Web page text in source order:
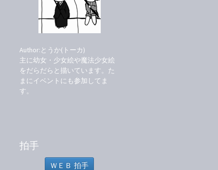
Author:とうか(トーカ)
主に幼女・少女絵や魔法少女絵
をだらだらと描いています。た
まにイベントにも参加してま
す。
拍手
ＷＥＢ 拍手